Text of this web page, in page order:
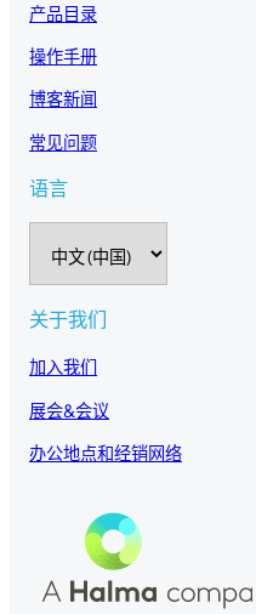
产品目录
操作手册
博客新闻
常见问题
语言
语
言
关于我们
加入我们
展会&会议
办公地点和经销网络